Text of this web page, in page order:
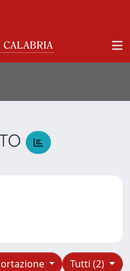
Tutti (2)